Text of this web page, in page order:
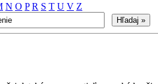
N O P R S T U V Z